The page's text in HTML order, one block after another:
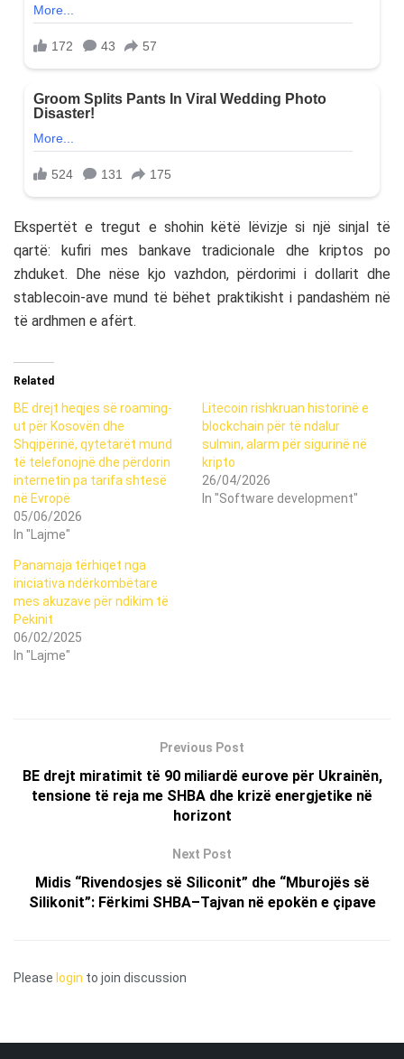
Ekspertët e tregut e shohin këtë lëvizje si një sinjal të
qartë: kufiri mes bankave tradicionale dhe kriptos po
zhduket. Dhe nëse kjo vazhdon, përdorimi i dollarit dhe
stablecoin-ave mund të bëhet praktikisht i pandashëm në
të ardhmen e afërt.
Related
BE drejt heqjes së roaming-
ut për Kosovën dhe
Shqipërinë, qytetarët mund
të telefonojnë dhe përdorin
internetin pa tarifa shtesë
në Evropë
05/06/2026
In "Lajme"
Litecoin rishkruan historinë e
blockchain për të ndalur
sulmin, alarm për sigurinë në
kripto
26/04/2026
In "Software development"
Panamaja tërhiqet nga
iniciativa ndërkombëtare
mes akuzave për ndikim të
Pekinit
06/02/2025
In "Lajme"
Previous Post
BE drejt miratimit të 90 miliardë eurove për Ukrainën,
tensione të reja me SHBA dhe krizë energjetike në
horizont
Next Post
Midis “Rivendosjes së Siliconit” dhe “Mburojës së
Silikonit”: Fërkimi SHBA–Tajvan në epokën e çipave
Please login to join discussion